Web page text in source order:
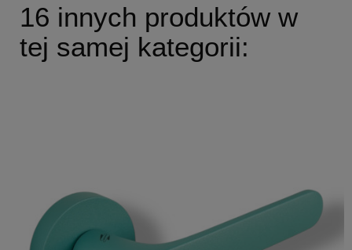
16 innych produktów w
tej samej kategorii: